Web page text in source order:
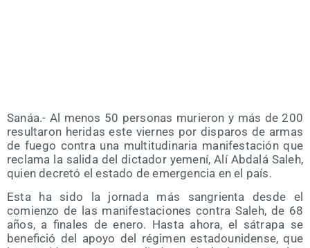
Sanáa.- Al menos 50 per­so­nas murie­ron y más de 200
resul­ta­ron heri­das este vier­nes por dis­pa­ros de armas
de fue­go con­tra una mul­ti­tu­di­na­ria mani­fes­ta­ción que
recla­ma la sali­da del dic­ta­dor yeme­ní, Alí Abda­lá Saleh,
quien decre­tó el esta­do de emer­gen­cia en el país.
Esta ha sido la jor­na­da más san­grien­ta des­de el
comien­zo de las mani­fes­ta­cio­nes con­tra Saleh, de 68
años, a fina­les de enero. Has­ta aho­ra, el sátra­pa se
bene­fi­ció del apo­yo del régi­men esta­dou­ni­den­se, que